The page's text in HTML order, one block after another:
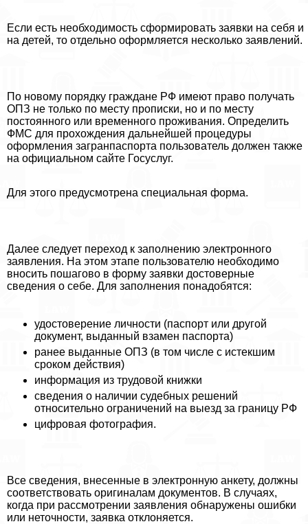
Если есть необходимость сформировать заявки на себя и
на детей, то отдельно оформляется несколько заявлений.
По новому порядку граждане РФ имеют право получать
ОПЗ не только по месту прописки, но и по месту
постоянного или временного проживания. Определить
ФМС для прохождения дальнейшей процедуры
оформления загранпаспорта пользователь должен также
на официальном сайте Госуслуг.
Для этого предусмотрена специальная форма.
Далее следует переход к заполнению электронного
заявления. На этом этапе пользователю необходимо
вносить пошагово в форму заявки достоверные
сведения о себе. Для заполнения понадобятся:
удостоверение личности (паспорт или другой
документ, выданный взамен паспорта)
ранее выданные ОПЗ (в том числе с истекшим
сроком действия)
информация из трудовой книжки
сведения о наличии судебных решений
относительно ограничений на выезд за границу РФ
цифровая фотография.
Все сведения, внесенные в электронную анкету, должны
соответствовать оригиналам документов. В случаях,
когда при рассмотрении заявления обнаружены ошибки
или неточности, заявка отклоняется.